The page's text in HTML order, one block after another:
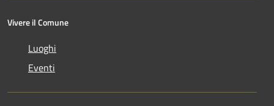
Vivere il Comune
Luoghi
Eventi